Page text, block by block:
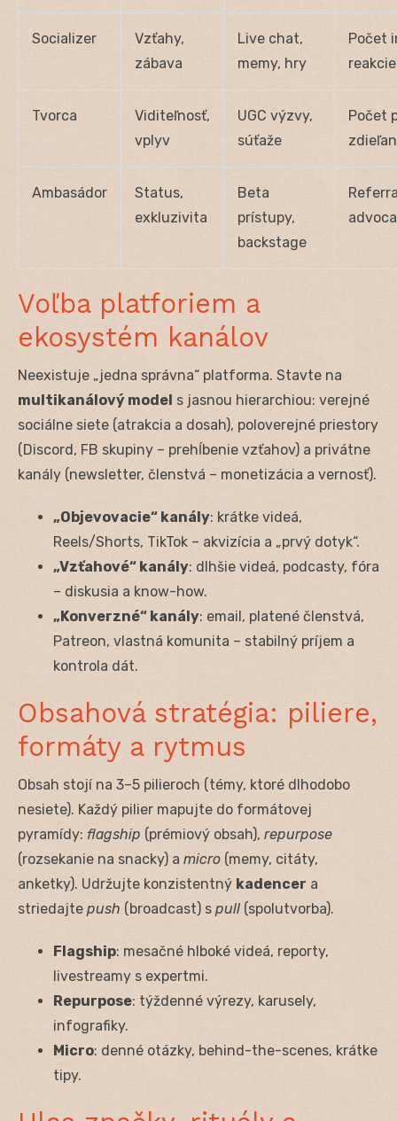
Socializer
Vzťahy,
zábava
Live chat,
memy, hry
Počet
reakcie
Tvorca
Viditeľnosť,
vplyv
UGC výzvy,
súťaže
Počet
Ambasádor
Status,
exkluzivita
Beta
prístupy,
backstage
Voľba platforiem a
ekosystém kanálov
Neexistuje „jedna správna“ platforma. Stavte na
multikanálový model s jasnou hierarchiou: verejné
sociálne siete (atrakcia a dosah), poloverejné priestory
(Discord, FB skupiny – prehĺbenie vzťahov) a privátne
kanály (newsletter, členstvá – monetizácia a vernosť).
„Objevovacie“ kanály: krátke videá,
Reels/Shorts, TikTok – akvizícia a „prvý dotyk“.
„Vzťahové“ kanály: dlhšie videá, podcasty, fóra
– diskusia a know-how.
„Konverzné“ kanály: email, platené členstvá,
Patreon, vlastná komunita – stabilný príjem a
kontrola dát.
Obsahová stratégia: piliere,
formáty a rytmus
Obsah stojí na 3–5 pilieroch (témy, ktoré dlhodobo
nesiete). Každý pilier mapujte do formátovej
pyramídy: flagship (prémiový obsah), repurpose
(rozsekanie na snacky) a micro (memy, citáty,
anketky). Udržujte konzistentný kadencer a
striedajte push (broadcast) s pull (spolutvorba).
Flagship: mesačné hlboké videá, reporty,
livestreamy s expertmi.
Repurpose: týždenné výrezy, karusely,
infografiky.
Micro: denné otázky, behind-the-scenes, krátke
tipy.